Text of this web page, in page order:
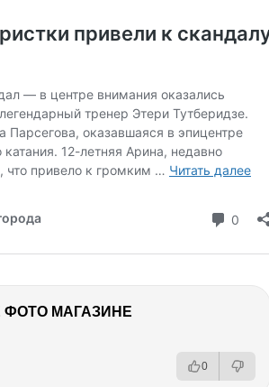
ФОТО МАГАЗИНЕ
0